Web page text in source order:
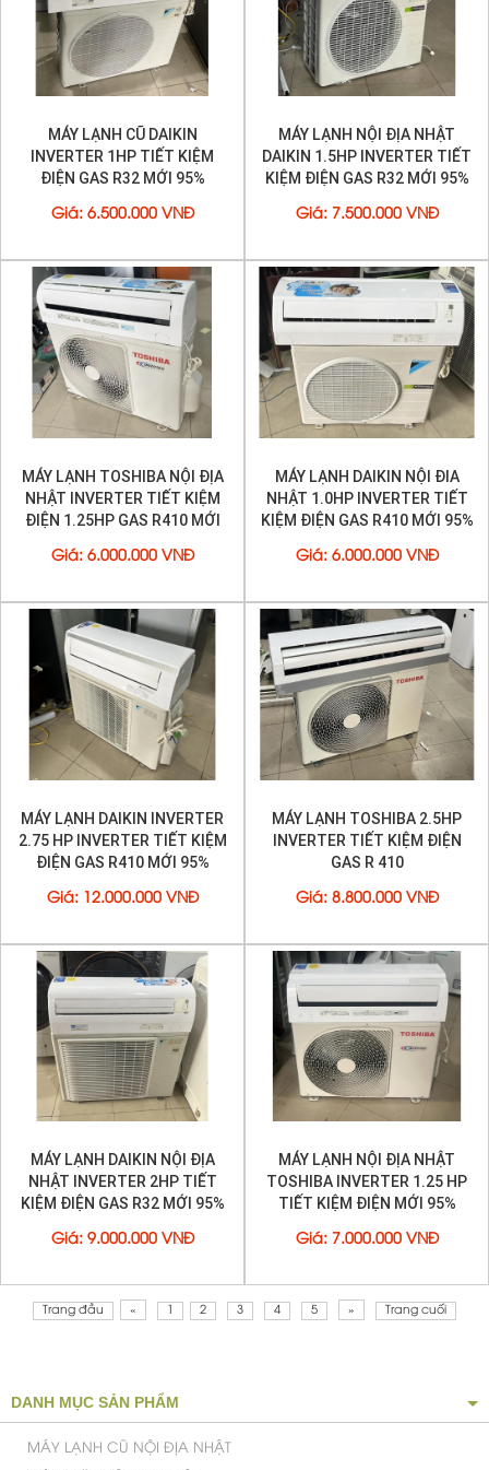
Chế độ Baby Sleep nhẹ nhàng yên tĩnh giúp
bé ngủ ngon
Baby Sleep là chế độ đặc biệt dành cho trẻ em, người
nhiệt độ quá lạnh. Ở chế độ này luồng khí lạnh sẽ thổi
hướng lên trần nhà, không hướng thẳng xuống đất
trực tiếp vào người.
Làm lạnh sâu hơn với gas R32 và nhiệt độ 14
độ C
Một cải tiến rất đáng giá của máy lạnh Sharp 2018 là
có thể chỉnh nhiệt độ thấp nhất xuống tới 14 độ C trong
C. Đặc biệtmáy lạnh Sharpđã chuyển từ gas R410A
của model 2017 sang gas R32. Loại gas này làm lạnh
nhanh hơn, tốt cho sức khoẻ, không gây ô nhiễm môi
trường.
ghi nhớ trước đó mà không cần sự can thiệp từ người
dùng.
MÁY LẠNH CŨ DAIKIN
INVERTER 1HP TIẾT KIỆM
ĐIỆN GAS R32 MỚI 95%
Giá : 6.500.000 VNĐ
MÁY LẠNH NỘI ĐỊA NHẬT
DAIKIN 1.5HP INVERTER TIẾT
KIỆM ĐIỆN GAS R32 MỚI 95%
Giá : 7.500.000 VNĐ
MÁY LẠNH TOSHIBA NỘI ĐỊA
NHẬT INVERTER TIẾT KIỆM
ĐIỆN 1.25HP GAS R410 MỚI
Giá: 6.000.000 VNĐ
MÁY LẠNH DAIKIN NỘI ĐIA
NHẬT 1.0HP INVERTER TIẾT
KIỆM ĐIỆN GAS R410 MỚI 95%
Giá: 6.000.000 VNĐ
MÁY LẠNH DAIKIN INVERTER
2.75 HP INVERTER TIẾT KIỆM
ĐIỆN GAS R410 MỚI 95%
Giá: 12.000.000 VNĐ
MÁY LẠNH TOSHIBA 2.5HP
INVERTER TIẾT KIỆM ĐIỆN
GAS R 410
Giá: 8.800.000 VNĐ
MÁY LẠNH DAIKIN NỘI ĐỊA
NHẬT INVERTER 2HP TIẾT
KIỆM ĐIỆN GAS R32 MỚI 95%
Giá : 9.000.000 VNĐ
MÁY LẠNH NỘI ĐỊA NHẬT
TOSHIBA INVERTER 1.25 HP
TIẾT KIỆM ĐIỆN MỚI 95%
Giá : 7.000.000 VNĐ
Trang đầu « 2 3 4 5 » Trang cuối
DANH MỤC SẢN PHẨM
MÁY LẠNH CŨ NỘI ĐỊA NHẬT